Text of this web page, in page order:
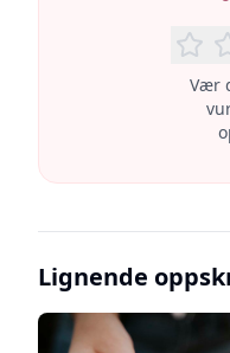
Vær
Lignende